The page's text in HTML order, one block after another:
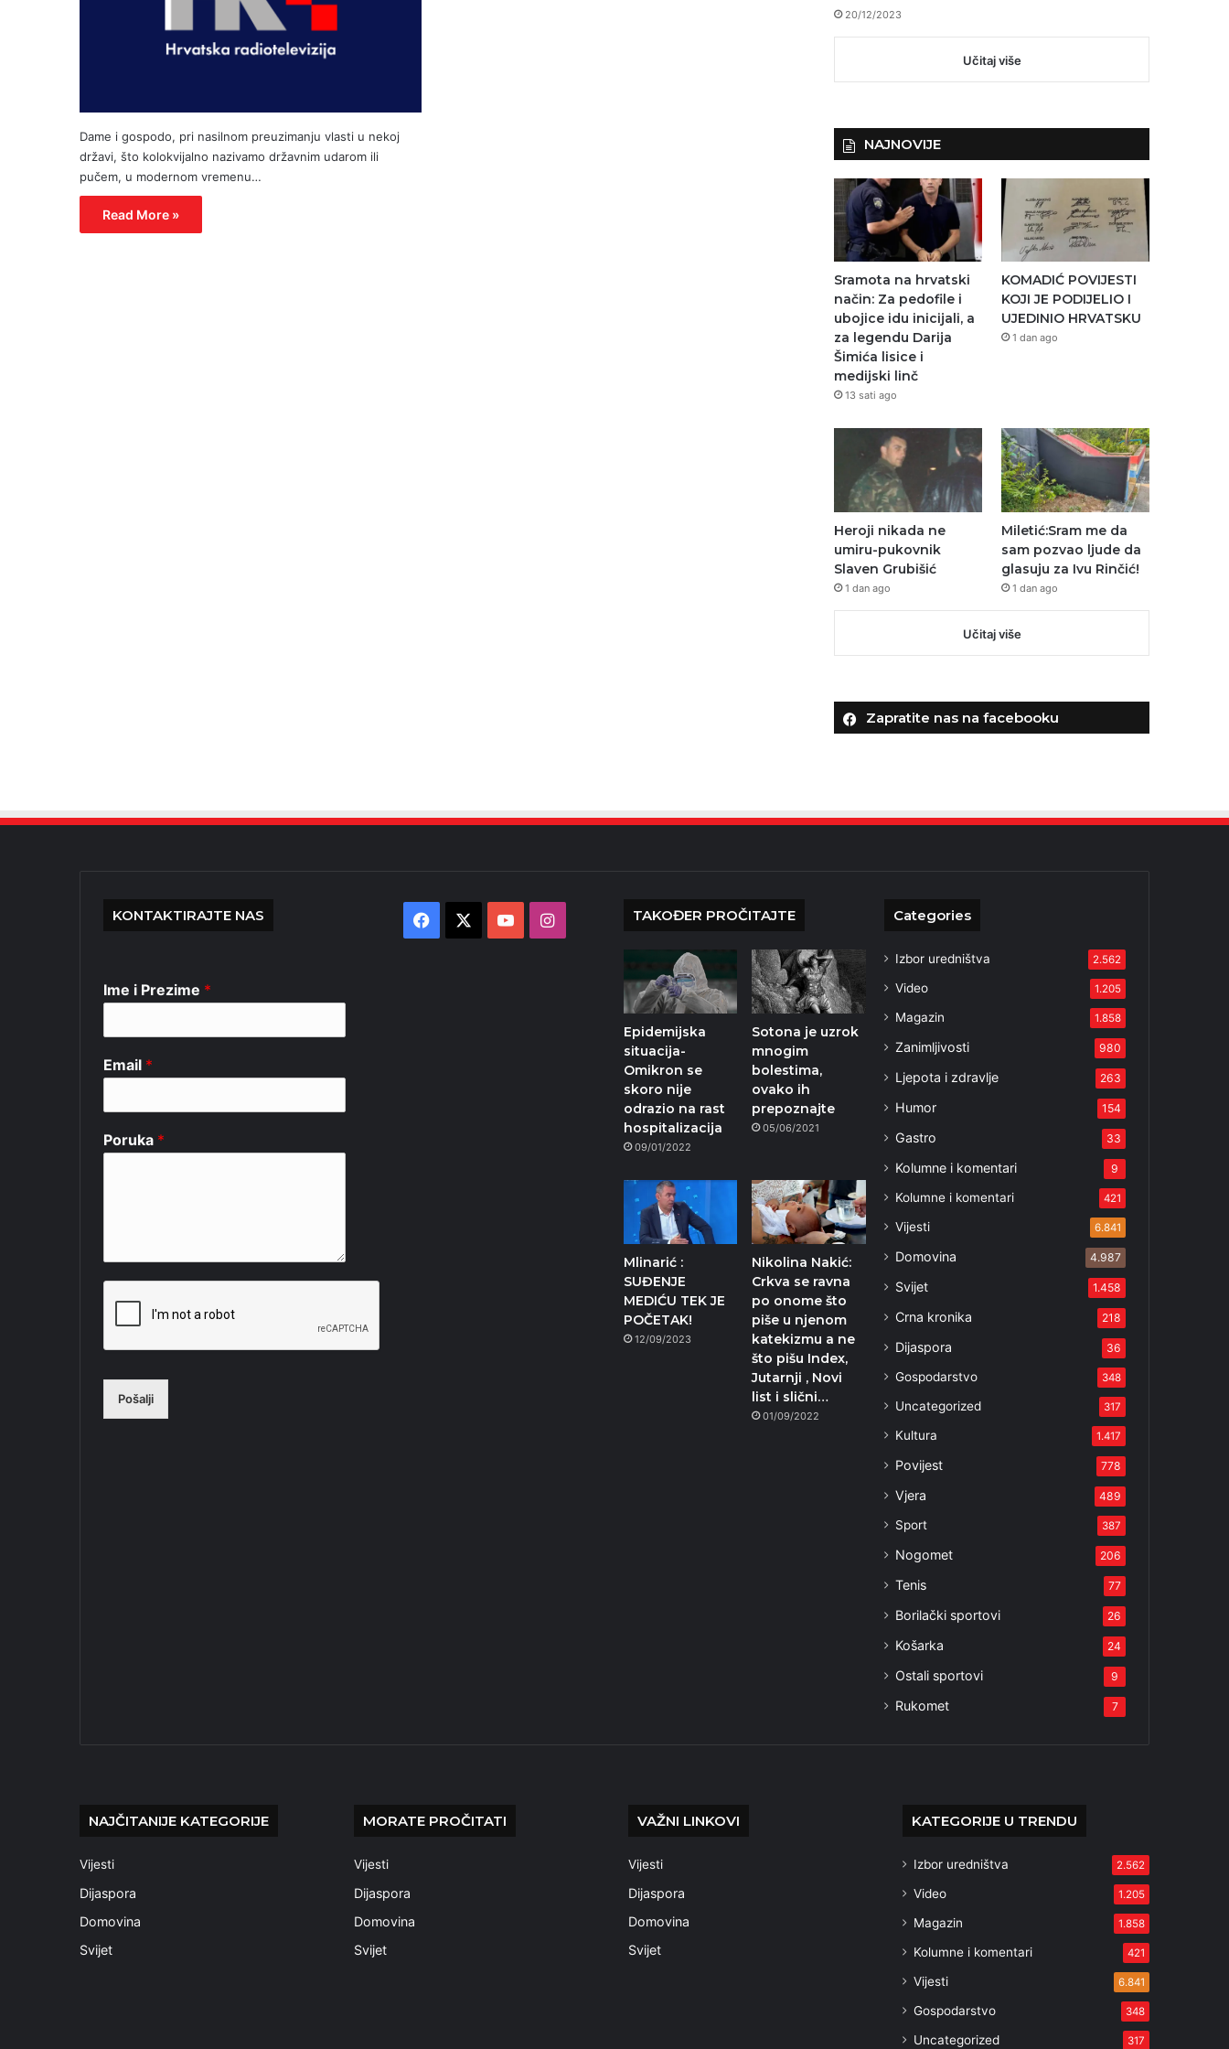
Dame i gospodo, pri nasilnom preuzimanju vlasti u nekoj
državi, što kolokvijalno nazivamo državnim udarom ili
pučem, u modernom vremenu…
Read More »
20/12/2023
Učitaj više
NAJNOVIJE
Sramota na hrvatski
način: Za pedofile i
ubojice idu inicijali, a
za legendu Darija
Šimića lisice i
medijski linč
13 sati ago
KOMADIĆ POVIJESTI
KOJI JE PODIJELIO I
UJEDINIO HRVATSKU
1 dan ago
Heroji nikada ne
umiru-pukovnik
Slaven Grubišić
1 dan ago
Miletić:Sram me da
sam pozvao ljude da
glasuju za Ivu Rinčić!
1 dan ago
Učitaj više
Zapratite nas na facebooku
KONTAKTIRAJTE NAS
Ime i Prezime *
Email *
Poruka *
Pošalji
Facebook YouTubeInstagram TAKOĐER PROČITAJTE
Epidemijska
situacija-
Omikron se
skoro nije
odrazio na rast
hospitalizacija
09/01/2022
Sotona je uzrok
mnogim
bolestima,
ovako ih
prepoznajte
05/06/2021
Mlinarić :
SUĐENJE
MEDIĆU TEK JE
POČETAK!
12/09/2023
Nikolina Nakić:
Crkva se ravna
po onome što
piše u njenom
katekizmu a ne
što pišu Index,
Jutarnji , Novi
list i slični…
01/09/2022
Categories
Izbor uredništva 2.562
Video 1.205
Magazin 1.858
Zanimljivosti 980
Ljepota i zdravlje 263
Humor 154
Gastro 33
Kolumne i komentari 9
Kolumne i komentari 421
Vijesti 6.841
Domovina 4.987
Svijet 1.458
Crna kronika 218
Dijaspora 36
Gospodarstvo 348
Uncategorized 317
Kultura 1.417
Povijest 778
Vjera 489
Sport 387
Nogomet 206
Tenis 77
Borilački sportovi 26
Košarka 24
Ostali sportovi 9
Rukomet 7
NAJČITANIJE KATEGORIJE
Vijesti
Dijaspora
Domovina
Svijet
MORATE PROČITATI
Vijesti
Dijaspora
Domovina
Svijet
VAŽNI LINKOVI
Vijesti
Dijaspora
Domovina
Svijet
KATEGORIJE U TRENDU
Izbor uredništva 2.562
Video 1.205
Magazin 1.858
Kolumne i komentari 421
Vijesti 6.841
Gospodarstvo 348
Uncategorized 317